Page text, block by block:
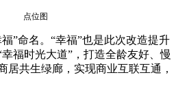
点位图
”命名。“幸福”也是此次改造提升
福时光大道”，打造全龄友好、慢
居共生绿廊，实现商业互联互通，